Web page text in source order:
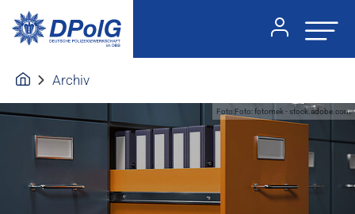
Archiv
Foto:Foto: fotomek - stock.adobe.com